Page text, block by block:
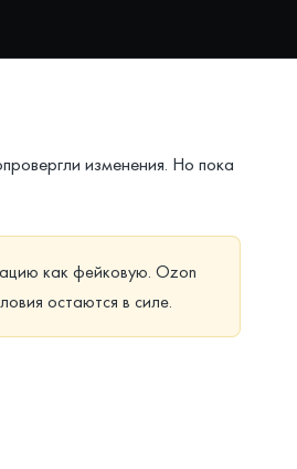
изменения. Но пока
как фейковую. Ozon
остаются в силе.